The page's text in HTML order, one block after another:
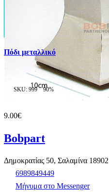
Πόδι μεταλλικό
SKU: 999 90%
9.00€
Bobpart
Δημοκρατίας 50, Σαλαμίνα 18902
6989849449
Μήνυμα στο Messenger